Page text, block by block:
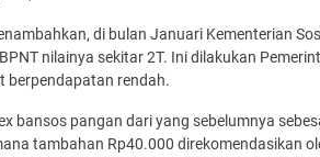
di bulan Januari Kementerian
nilainya sekitar 2T. Ini dilakukan
berpendapatan rendah.
bansos pangan dari yang sebelumnya
tambahan Rp40.000 direkomendasikan